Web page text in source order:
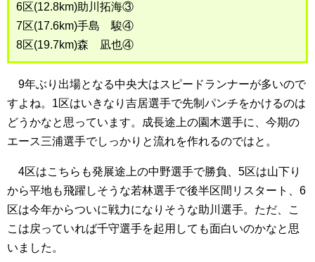
6区(12.8km)助川拓海③
7区(17.6km)手島 駿④
8区(19.7km)森 凪也④
9年ぶり出場となる中央大はスピードランナーが多いので
すよね。1区はいきなり吉居選手で先制パンチをかけるのは
どうかなと思っています。成長途上の園木選手に、今期の
エース三浦選手でしっかりと流れを作れるのではと。
4区はこちらも発展途上の中野選手で勝負、5区は山下り
から平地も飛躍しそうな若林選手で後半区間リスタート、6
区は今年からついに戦力になりそうな助川選手。ただ、こ
こは戻っていれば千守選手を起用しても面白いのかなと思
いました。